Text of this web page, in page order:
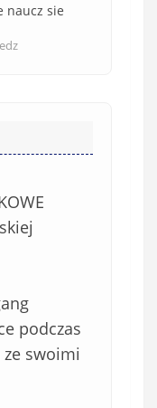
naucz sie
podczas
swoimi